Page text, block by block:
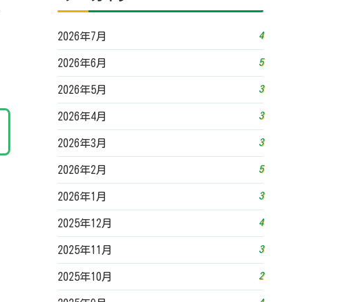
2026年7月 4
2026年6月 5
2026年5月 3
2026年4月 3
2026年3月 3
2026年2月 5
2026年1月 3
2025年12月 4
2025年11月 3
2025年10月 2